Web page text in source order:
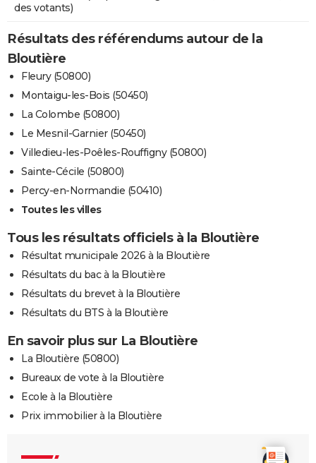
des votants)
Résultats des référendums autour de la
Bloutière
Fleury (50800)
Montaigu-les-Bois (50450)
La Colombe (50800)
Le Mesnil-Garnier (50450)
Villedieu-les-Poêles-Rouffigny (50800)
Sainte-Cécile (50800)
Percy-en-Normandie (50410)
Toutes les villes
Tous les résultats officiels à la Bloutière
Résultat municipale 2026 à la Bloutière
Résultats du bac à la Bloutière
Résultats du brevet à la Bloutière
Résultats du BTS à la Bloutière
En savoir plus sur La Bloutière
La Bloutière (50800)
Bureaux de vote à la Bloutière
Ecole à la Bloutière
Prix immobilier à la Bloutière